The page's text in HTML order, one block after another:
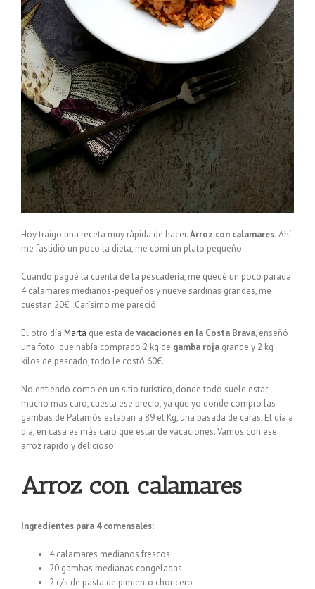
Hoy traigo una receta muy rápida de hacer.Arroz con calamares.Ahí
me fastidió un poco la dieta, me comí un plato pequeño.
Cuando pagué la cuenta de la pescadería, me quedé un poco parada.
4 calamares medianos-pequeños y nueve sardinas grandes, me
cuestan 20€. Carísimo me pareció.
El otro día Marta que esta de vacaciones en la Costa Brava, enseñó
una foto que había comprado 2 kg de gamba roja grande y 2 kg
kilos de pescado, todo le costó 60€.
No entiendo como en un sitio turístico, donde todo suele estar
mucho mas caro, cuesta ese precio, ya que yo donde compro las
gambas de Palamós estaban a 89 el Kg, una pasada de caras. El día a
día, en casa es más caro que estar de vacaciones.Vamos con ese
arroz rápido y delicioso.
Arroz con calamares
Ingredientes para 4 comensales:
4 calamares medianos frescos
20 gambas medianas congeladas
2 c/s de pasta de pimiento choricero